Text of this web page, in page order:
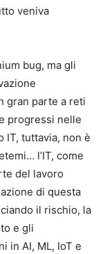
veniva
bug, ma gli
gran parte a reti
progressi nelle
IT, tuttavia, non è
l’IT, come
del lavoro
di questa
il rischio, la
e gli
in AI, ML, IoT e